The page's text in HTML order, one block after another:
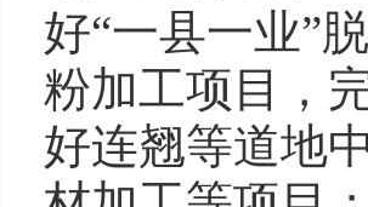
好“一县一业”
粉加工项目，
好连翘等道地